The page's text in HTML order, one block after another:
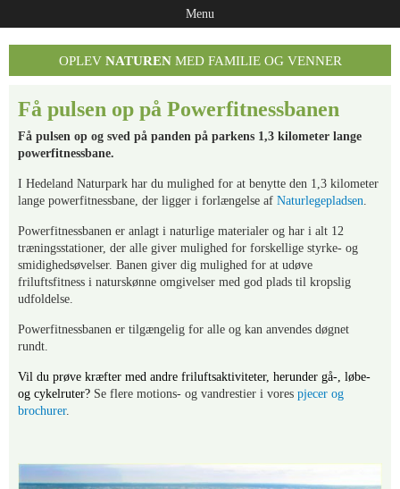
Menu
OPLEV NATURENMED FAMILIE OG VENNER
Få pulsen op på Powerfitnessbanen
Få pulsen op og sved på panden på parkens 1,3 kilometer lange
powerfitnessbane.
I Hedeland Naturpark har du mulighed for at benytte den 1,3 kilometer
lange powerfitnessbane, der ligger i forlængelse af Naturlegepladsen.
Powerfitnessbanen er anlagt i naturlige materialer og har i alt 12
træningsstationer, der alle giver mulighed for forskellige styrke- og
smidighedsøvelser. Banen giver dig mulighed for at udøve
friluftsfitness i naturskønne omgivelser med god plads til kropslig
udfoldelse.
Powerfitnessbanen er tilgængelig for alle og kan anvendes døgnet
rundt.
Vil du prøve kræfter med andre friluftsaktiviteter, herunder gå-, løbe-
og cykelruter? Se flere motions- og vandrestier i vores pjecer og
brochurer.